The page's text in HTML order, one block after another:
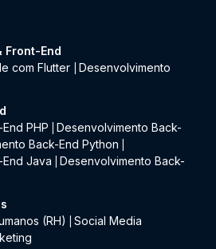
Front-End
com Flutter
Desenvolvimento
PHP
Desenvolvimento Back-
Back-End Python
Java
Desenvolvimento Back-
(RH)
Social Media